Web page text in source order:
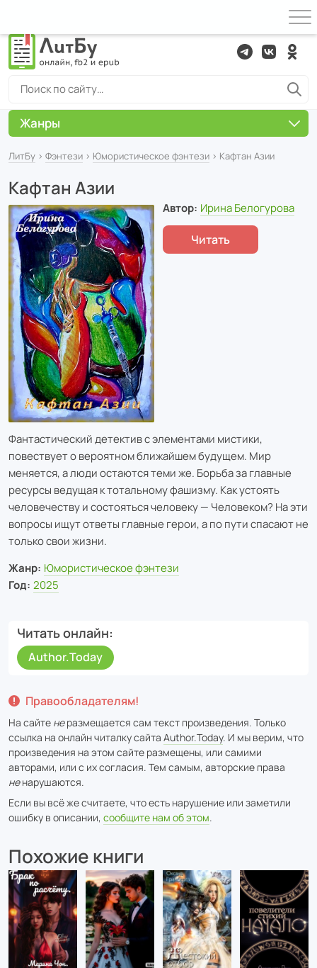
ЛитБу › Фэнтези › Юмористическое фэнтези › Кафтан Азии
Кафтан Азии
Автор: Ирина Белогурова
Читать
Фантастический детектив с элементами мистики,
повествует о вероятном ближайшем будущем. Мир
меняется, а люди остаются теми же. Борьба за главные
ресурсы ведущая к тотальному фашизму. Как устоять
человечеству и состояться человеку — Человеком? На эти
вопросы ищут ответы главные герои, а по пути спасают не
только свои жизни.
Жанр: Юмористическое фэнтези
Год: 2025
Читать онлайн
Author.Today
Правообладателям!
На сайте неразмещается сам текст произведения. Только
ссылка на онлайн читалку сайта Author.Today. И мы верим, что
произведения на этом сайте размещены, или самими
авторами, или с их согласия. Тем самым, авторские права
ненарушаются.
Если вы всё же считаете, что есть нарушение или заметили
ошибку в описании, сообщите нам об этом.
Похожие книги
Жанры